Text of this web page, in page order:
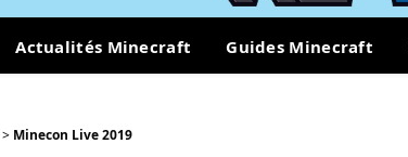
Actualités Minecraft Guides Minecraft
> Minecon Live 2019